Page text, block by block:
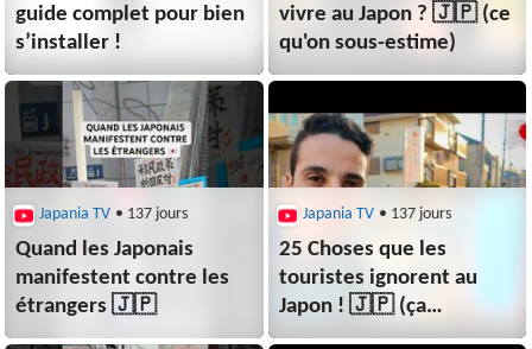
guide complet pour bien
s’installer !
vivre au Japon ? 🇯🇵 (ce
qu'on sous-estime)
Japania TV • 137 jours
Quand les Japonais
manifestent contre les
étrangers 🇯🇵
Japania TV • 137 jours
25 Choses que les
touristes ignorent au
Japon ! 🇯🇵 (ça
change tout)